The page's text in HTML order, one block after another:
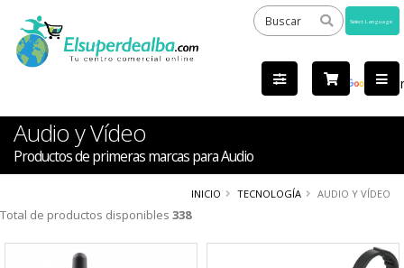
by
Audio y Vídeo
Productos de primeras marcas para Audio
INICIO TECNOLOGÍA AUDIO Y VÍDEO
Total de productos disponibles 338